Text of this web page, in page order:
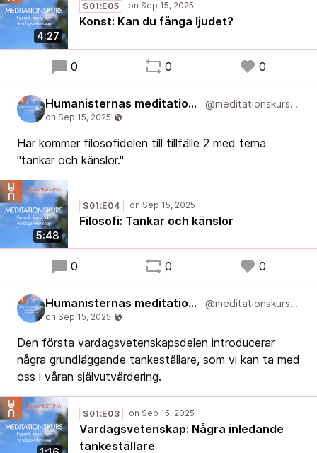
4:27
S01:E05
Konst: Kan du fånga ljudet?
0 0 0
Humanisternas meditationskurs: filosofi, konst, och vardagsvetenskap @meditationskurs@new.podcast.humanist.academy
Här kommer filosofidelen till tillfälle 2 med tema
"tankar och känslor."
5:48
S01:E04
Filosofi: Tankar och känslor
0 0 0
Humanisternas meditationskurs: filosofi, konst, och vardagsvetenskap @meditationskurs@new.podcast.humanist.academy
Den första vardagsvetenskapsdelen introducerar
några grundläggande tankeställare, som vi kan ta med
oss i våran självutvärdering.
S01:E03
Vardagsvetenskap: Några inledande
tankeställare